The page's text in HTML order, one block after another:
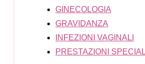
GINECOLOGIA
GRAVIDANZA
INFEZIONI VAGINALI
PRESTAZIONI